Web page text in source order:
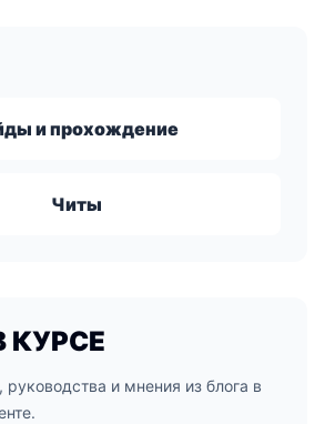
и прохождение
Читы
КУРСЕ
и мнения из блога в